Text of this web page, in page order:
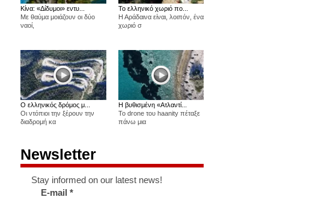
Κίνα: «Δίδυμοι» εντυ...
Με θαύμα μοιάζουν οι δύο
ναοί,
Το ελληνικό χωριό πο...
Η Αράδαινα είναι, λοιπόν, ένα
χωριό σ
Ο ελληνικός δρόμος μ...
Οι ντόπιοι την ξέρουν την
διαδρομή κα
Η βυθισμένη «Ατλαντί...
Το drone του haanity πέταξε
πάνω μια
Newsletter
Stay informed on our latest news!
E-mail*